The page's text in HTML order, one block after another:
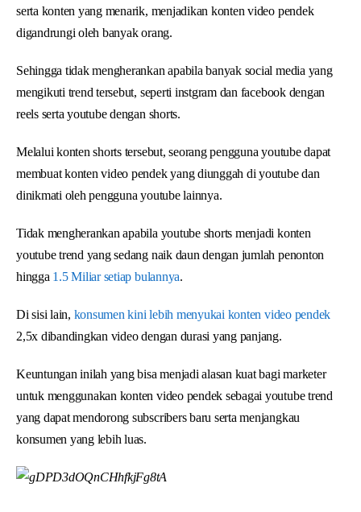
serta konten yang menarik, menjadikan konten video pendek
digandrungi oleh banyak orang.
Sehingga tidak mengherankan apabila banyak social media yang
mengikuti trend tersebut, seperti instgram dan facebook dengan
reels serta youtube dengan shorts.
Melalui konten shorts tersebut, seorang pengguna youtube dapat
membuat konten video pendek yang diunggah di youtube dan
dinikmati oleh pengguna youtube lainnya.
Tidak mengherankan apabila youtube shorts menjadi konten
youtube trend yang sedang naik daun dengan jumlah penonton
hingga 1.5 Miliar setiap bulannya.
Di sisi lain, konsumen kini lebih menyukai konten video pendek
2,5x dibandingkan video dengan durasi yang panjang.
Keuntungan inilah yang bisa menjadi alasan kuat bagi marketer
untuk menggunakan konten video pendek sebagai youtube trend
yang dapat mendorong subscribers baru serta menjangkau
konsumen yang lebih luas.